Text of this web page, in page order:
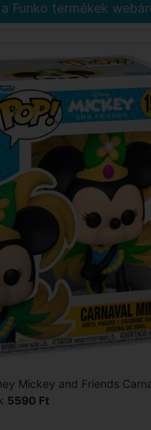
Funko termékek
Mickey and Friends
5590 Ft